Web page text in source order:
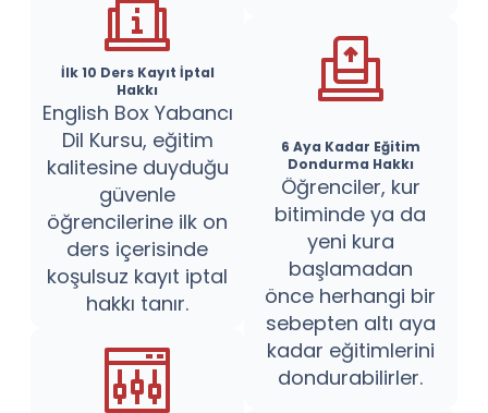
İlk 10 Ders Kayıt İptal
Hakkı
English Box Yabancı
Dil Kursu, eğitim
kalitesine duyduğu
güvenle
öğrencilerine ilk on
ders içerisinde
koşulsuz kayıt iptal
hakkı tanır.
6 Aya Kadar Eğitim
Dondurma Hakkı
Öğrenciler, kur
bitiminde ya da
yeni kura
başlamadan
önce herhangi bir
sebepten altı aya
kadar eğitimlerini
dondurabilirler.